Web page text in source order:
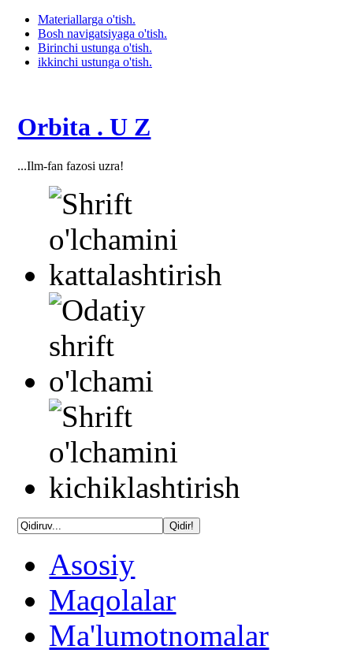
Materiallarga o'tish.
Bosh navigatsiyaga o'tish.
Birinchi ustunga o'tish.
ikkinchi ustunga o'tish.
Orbita . U Z
...Ilm-fan fazosi uzra!
Asosiy
Maqolalar
Ma'lumotnomalar